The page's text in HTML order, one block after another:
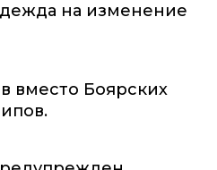
на изменение
вместо Боярских